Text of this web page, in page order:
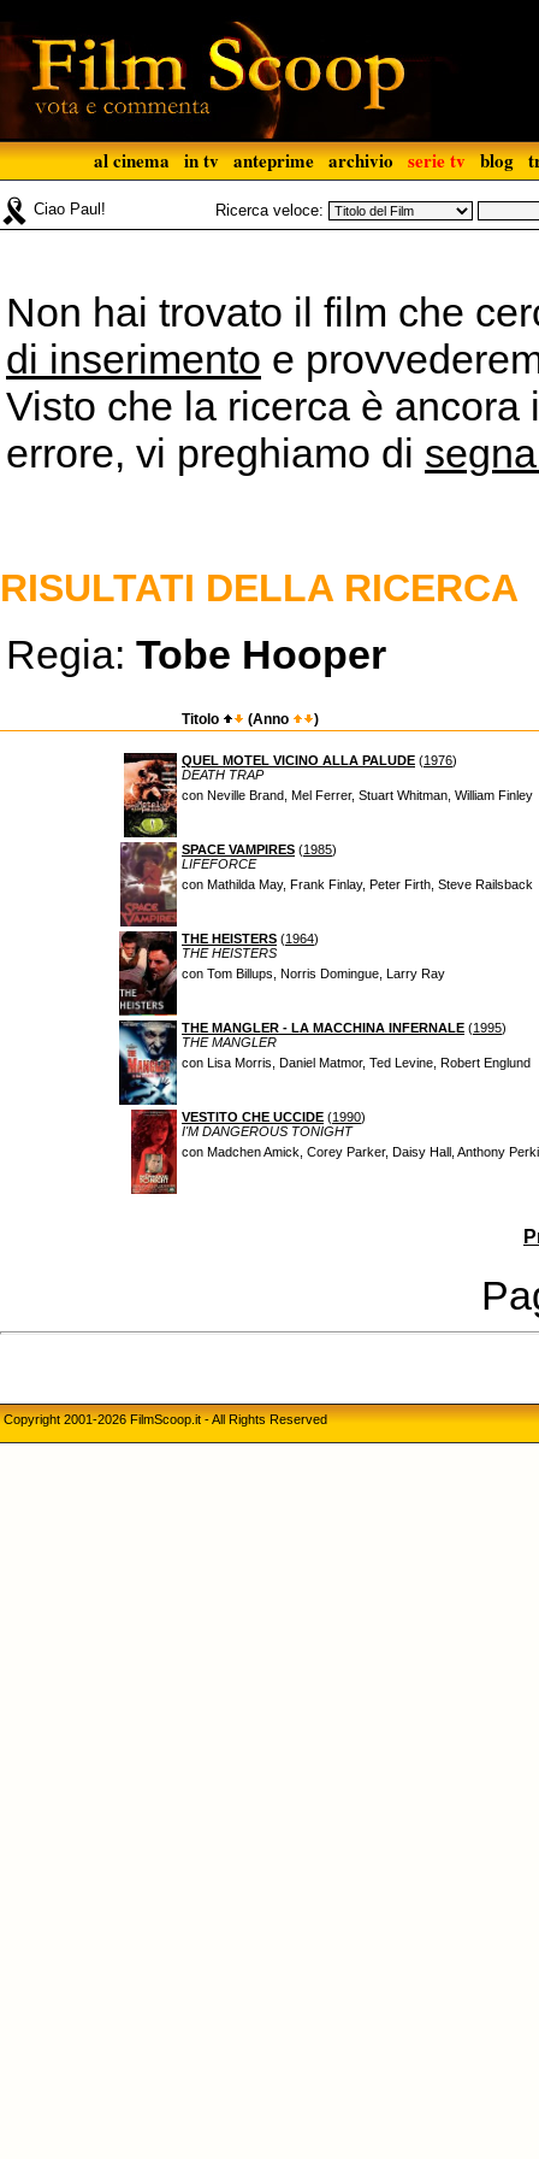
al cinema in tv anteprime archivio serie tv blog
Ciao Paul! Ricerca veloce:
Non hai trovato il film che
di inserimento e
Visto che la ricerca è
errore, vi preghiamo di
RISULTATI DELLA RICERCA
Regia: Tobe Hooper
Titolo (Anno )
QUEL MOTEL VICINO ALLA PALUDE (1976)
DEATH TRAP
con Neville Brand, Mel Ferrer, Stuart Whitman, William Finley
SPACE VAMPIRES (1985)
LIFEFORCE
con Mathilda May, Frank Finlay, Peter Firth, Steve Railsback
THE HEISTERS (1964)
THE HEISTERS
con Tom Billups, Norris Domingue, Larry Ray
THE MANGLER - LA MACCHINA INFERNALE (1995)
THE MANGLER
con Lisa Morris, Daniel Matmor, Ted Levine, Robert Englund
VESTITO CHE UCCIDE (1990)
I'M DANGEROUS TONIGHT
con Madchen Amick, Corey Parker, Daisy Hall, Anthony
Copyright 2001-2026 FilmScoop.it - All Rights Reserved